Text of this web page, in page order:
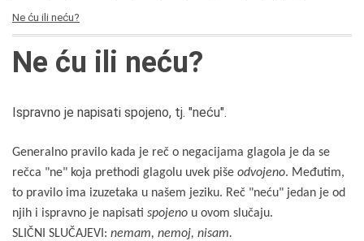
Ne ću ili neću?
Ne ću ili neću?
Ispravno je napisati spojeno, tj. "neću".
Generalno pravilo kada je reč o negacijama glagola je da se
rečca "ne" koja prethodi glagolu uvek piše odvojeno. Međutim,
to pravilo ima izuzetaka u našem jeziku. Reč "neću" jedan je od
njih i ispravno je napisati spojeno u ovom slučaju.
SLIČNI SLUČAJEVI: nemam, nemoj, nisam.